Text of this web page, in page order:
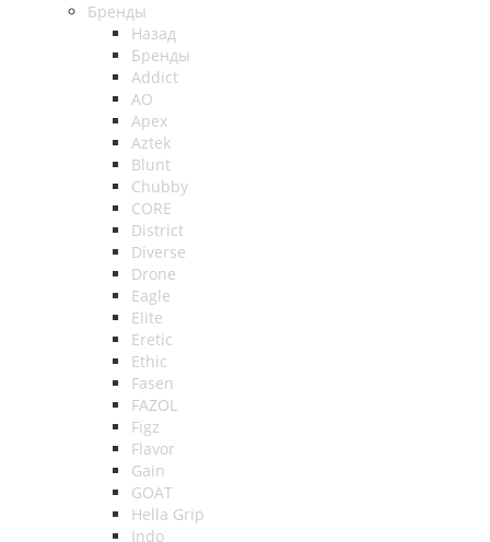
Бренды
Назад
Бренды
Addict
AO
Apex
Aztek
Blunt
Chubby
CORE
District
Diverse
Drone
Eagle
Elite
Eretic
Ethic
Fasen
FAZOL
Figz
Flavor
Gain
GOAT
Hella Grip
Indo